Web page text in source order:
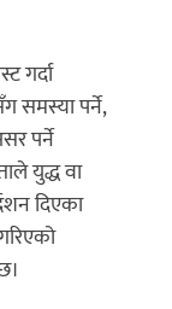
गर्दा
समस्या पर्ने,
पर्ने
युद्ध वा
दिएका